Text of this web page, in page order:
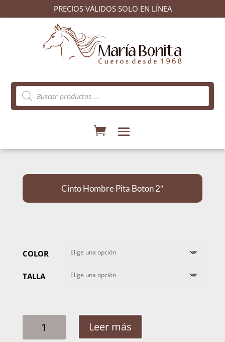
PRECIOS VÁLIDOS SOLO EN LÍNEA
Búsqueda
de
productos
Cinto Hombre Pita Boton 2″
COLOR
TALLA
HOMBRE
Leer más